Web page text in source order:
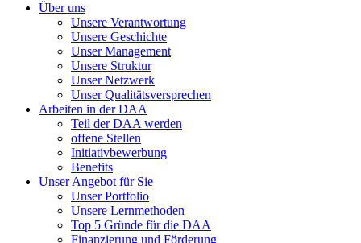
Über uns
Unsere Verantwortung
Unsere Geschichte
Unser Management
Unsere Struktur
Unser Netzwerk
Unser Qualitätsversprechen
Arbeiten in der DAA
Teil der DAA werden
offene Stellen
Initiativbewerbung
Benefits
Unser Angebot für Sie
Unser Portfolio
Unsere Lernmethoden
Top 5 Gründe für die DAA
Finanzierung und Förderung